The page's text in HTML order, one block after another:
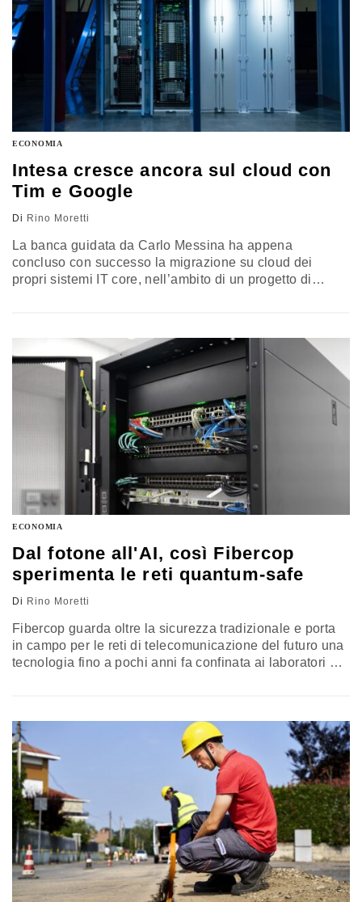
ECONOMIA
Intesa cresce ancora sul cloud con
Tim e Google
Di Rino Moretti
La banca guidata da Carlo Messina ha appena
concluso con successo la migrazione su cloud dei
propri sistemi IT core, nell’ambito di un progetto di
ECONOMIA
Dal fotone all'AI, così Fibercop
sperimenta le reti quantum-safe
Di Rino Moretti
Fibercop guarda oltre la sicurezza tradizionale e porta
in campo per le reti di telecomunicazione del futuro una
tecnologia fino a pochi anni fa confinata ai laboratori di